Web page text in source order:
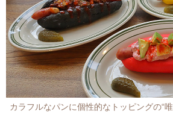
カラフルなパンに個性的なトッピングの“